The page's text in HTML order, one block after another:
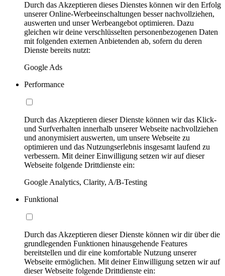
Durch das Akzeptieren dieses Dienstes können wir den Erfolg
unserer Online-Werbeeinschaltungen besser nachvollziehen,
auswerten und unser Werbeangebot optimieren. Dazu
gleichen wir deine verschlüsselten personenbezogenen Daten
mit folgenden externen Anbietenden ab, sofern du deren
Dienste bereits nutzt:
Google Ads
Performance
Durch das Akzeptieren dieser Dienste können wir das Klick-
und Surfverhalten innerhalb unserer Webseite nachvollziehen
und anonymisiert auswerten, um unsere Webseite zu
optimieren und das Nutzungserlebnis insgesamt laufend zu
verbessern. Mit deiner Einwilligung setzen wir auf dieser
Webseite folgende Drittdienste ein:
Google Analytics, Clarity, A/B-Testing
Funktional
Durch das Akzeptieren dieser Dienste können wir dir über die
grundlegenden Funktionen hinausgehende Features
bereitstellen und dir eine komfortable Nutzung unserer
Webseite ermöglichen. Mit deiner Einwilligung setzen wir auf
dieser Webseite folgende Drittdienste ein: